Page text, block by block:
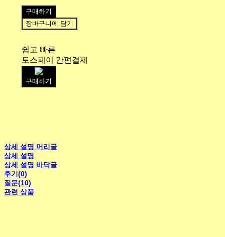
구매하기
장바구니에 담기
쉽고 빠른
토스페이 간편결제
구매하기
상세 설명 머리글
상세 설명
상세 설명 바닥글
후기(0)
질문(10)
관련 상품